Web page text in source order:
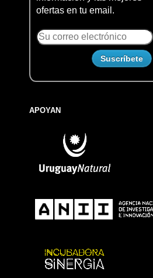
ofertas en tu email.
APOYAN